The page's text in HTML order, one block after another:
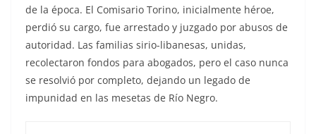
de la época. El Comisario Torino, inicialmente héroe,
perdió su cargo, fue arrestado y juzgado por abusos de
autoridad. Las familias sirio-libanesas, unidas,
recolectaron fondos para abogados, pero el caso nunca
se resolvió por completo, dejando un legado de
impunidad en las mesetas de Río Negro.